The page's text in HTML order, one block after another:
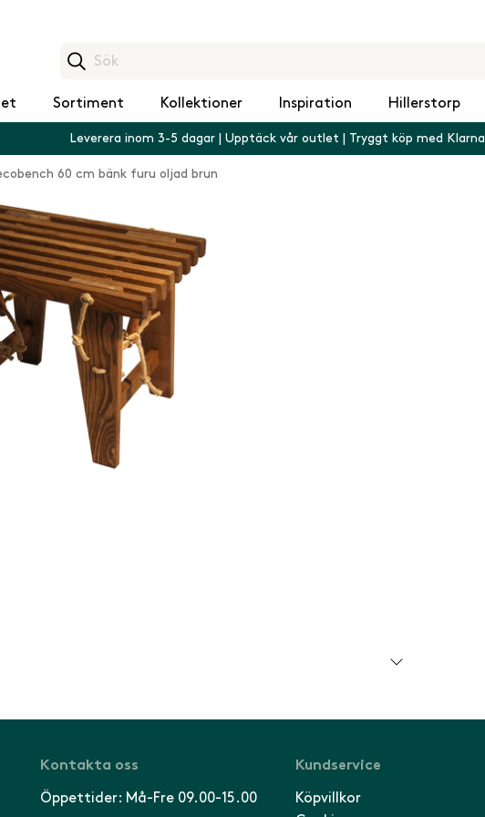
Sortiment Kollektioner Inspiration Hillerstorp
Leverera inom 3-5 dagar | Upptäck vår outlet | Tryggt köp med Klarna
60 cm bänk furu oljad brun
Kontakta oss
Öppettider: Må-Fre 09.00-15.00
Kundservice
Köpvillkor